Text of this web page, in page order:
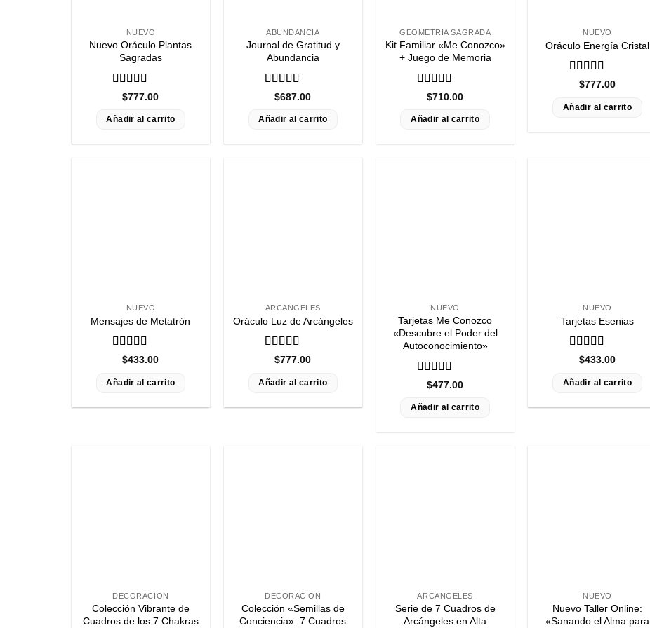
NUEVO
Nuevo Oráculo Plantas
Sagradas
Valorado
$777.00
Añadir al carrito
ABUNDANCIA
Journal de Gratitud y
Abundancia
Valorado
$687.00
Añadir al carrito
GEOMETRIA SAGRADA
Kit Familiar «Me Conozco»
+ Juego de Memoria
Valorado
$710.00
Añadir al carrito
NUEVO
Oráculo Energía Cristal
Valorado
$777.00
Añadir al carrito
NUEVO
Mensajes de Metatrón
Valorado
$433.00
Añadir al carrito
ARCANGELES
Oráculo Luz de Arcángeles
Valorado
5
$777.00
Añadir al carrito
NUEVO
Tarjetas Me Conozco
«Descubre el Poder del
Autoconocimiento»
Valorado
$477.00
Añadir al carrito
NUEVO
Tarjetas Esenias
Valorado
5
$433.00
Añadir al carrito
DECORACION
Colección Vibrante de
Cuadros de los 7 Chakras
DECORACION
Colección «Semillas de
Conciencia»: 7 Cuadros
ARCANGELES
Serie de 7 Cuadros de
Arcángeles en Alta
NUEVO
Nuevo Taller Online:
«Sanando el Alma para